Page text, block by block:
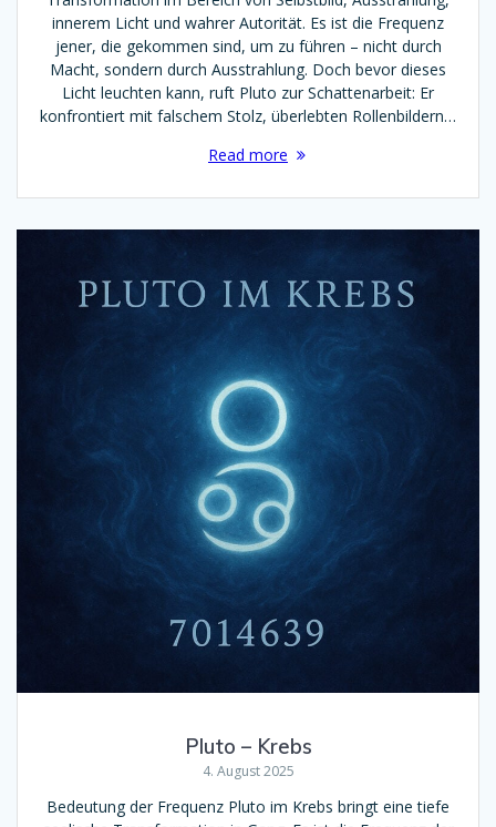
innerem Licht und wahrer Autorität. Es ist die Frequenz
jener, die gekommen sind, um zu führen – nicht durch
Macht, sondern durch Ausstrahlung. Doch bevor dieses
Licht leuchten kann, ruft Pluto zur Schattenarbeit: Er
konfrontiert mit falschem Stolz, überlebten Rollenbildern…
Read more
Pluto – Krebs
4. August 2025
Bedeutung der Frequenz Pluto im Krebs bringt eine tiefe